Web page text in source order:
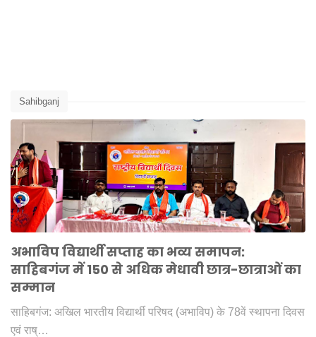
Sahibganj
अभाविप विद्यार्थी सप्ताह का भव्य समापन:
साहिबगंज में 150 से अधिक मेधावी छात्र-छात्राओं का
सम्मान
साहिबगंज: अखिल भारतीय विद्यार्थी परिषद (अभाविप) के 78वें स्थापना दिवस
एवं राष्…